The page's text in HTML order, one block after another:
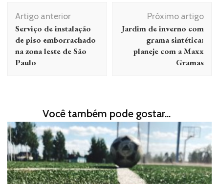
Navegação de post
Artigo anterior
Serviço de instalação
de piso emborrachado
na zona leste de São
Paulo
Próximo artigo
Jardim de inverno com
grama sintética:
planeje com a Maxx
Gramas
Você também pode gostar...